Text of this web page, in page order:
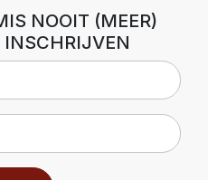
NOOIT (MEER)